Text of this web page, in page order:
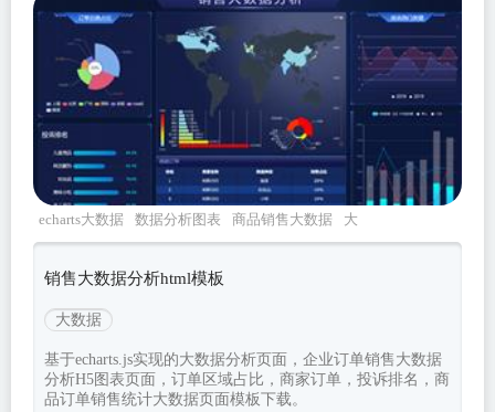
echarts大数据 数据分析图表 商品销售大数据
大
数据分析
大气大数据
销售大数据分析html模板
大数据
基于echarts.js实现的大数据分析页面，企业订单销售大数据
分析H5图表页面，订单区域占比，商家订单，投诉排名，商
品订单销售统计大数据页面模板下载。